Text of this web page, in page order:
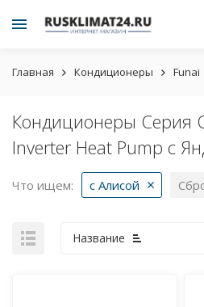
Главная Кондиционеры Funai
Кондиционеры Серия
Inverter Heat Pump с
Что ищем: с Алисой
Название